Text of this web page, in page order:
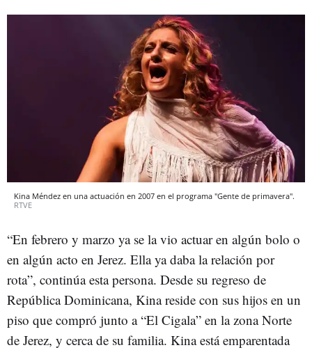
Kina Méndez en una actuación en 2007 en el programa "Gente de primavera".
RTVE
“En febrero y marzo ya se la vio actuar en algún bolo o
en algún acto en Jerez. Ella ya daba la relación por
rota”, continúa esta persona. Desde su regreso de
República Dominicana, Kina reside con sus hijos en un
piso que compró junto a “El Cigala” en la zona Norte
de Jerez, y cerca de su familia. Kina está emparentada